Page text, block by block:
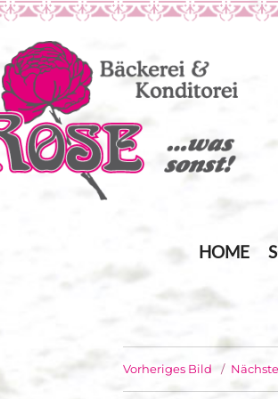
HOME
Vorheriges Bild